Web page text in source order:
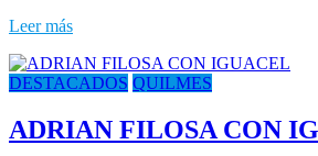
Leer más
DESTACADOS QUILMES
ADRIAN FILOSA CON